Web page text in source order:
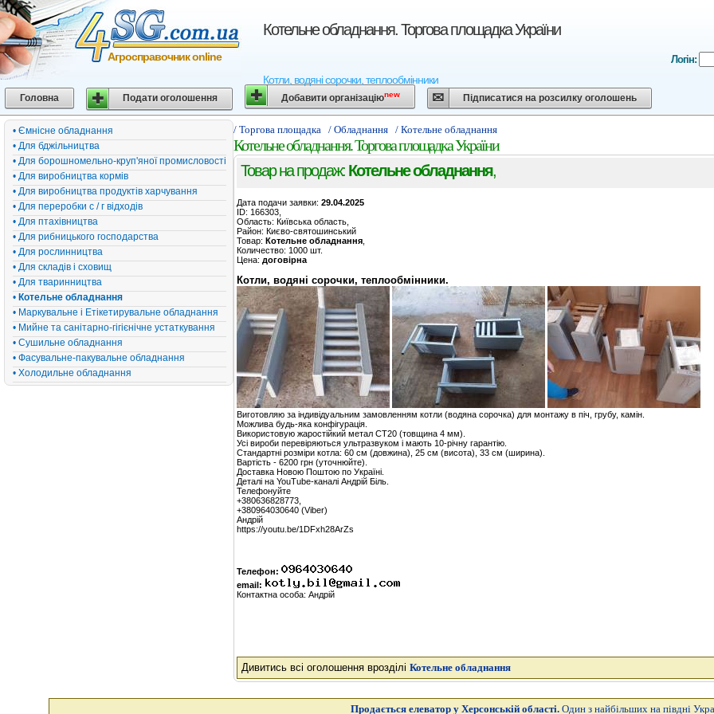
Котельне обладнання. Торгова площадка України
Котли, водяні сорочки, теплообмінники
Агросправочник online Логін:
Головна Подати оголошення Добавити організаціюnew Підписатися на розсилку оголошень
• Ємнісне обладнання
• Для бджільництва
• Для борошномельно-круп'яної промисловості
• Для виробництва кормів
• Для виробництва продуктів харчування
• Для переробки с / г відходів
• Для птахівництва
• Для рибницького господарства
• Для рослинництва
• Для складів і сховищ
• Для тваринництва
• Котельне обладнання
• Маркувальне і Етікетирувальне обладнання
• Мийне та санітарно-гігієнічне устаткування
• Сушильне обладнання
• Фасувальне-пакувальне обладнання
• Холодильне обладнання
/ Торгова площадка / Обладнання / Котельне обладнання
Котельне обладнання. Торгова площадка України
Товар на продаж: Котельне обладнання,
Дата подачи заявки: 29.04.2025
ID: 166303,
Область: Київська область,
Район: Києво-святошинський
Товар: Котельне обладнання
Количество: 1000 шт.
Цена: договірна
Котли, водяні сорочки, теплообмінники.
Виготовляю за індивідуальним замовленням котли (водяна сорочка) для монтажу в піч, грубу, камін.
Можлива будь-яка конфігурація.
Використовую жаростійкий метал СТ20 (товщина 4 мм).
Усі вироби перевіряються ультразвуком і мають 10-річну гарантію.
Стандартні розміри котла: 60 см (довжина), 25 см (висота), 33 см (ширина).
Вартість - 6200 грн (уточнюйте).
Доставка Новою Поштою по Україні.
Деталі на YouTube-каналі Андрій Біль.
Телефонуйте
+380636828773,
+380964030640 (Viber)
Андрій
https://youtu.be/1DFxh28ArZs
Телефон:
email:
Контактна особа: Андрій
Дивитись всі оголошення врозділі Котельне обладнання
Продається елеватор у Херсонській області. Один з найбільших на півдні